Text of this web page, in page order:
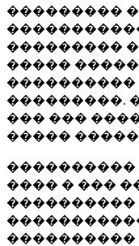
���������
���������
�����
���������.
��� ���
�����
����������
���� � ���
����������
����������